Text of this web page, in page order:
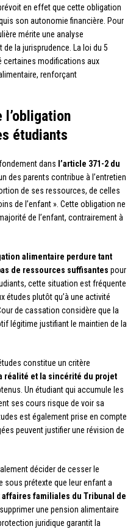
en effet que cette obligation
son autonomie financière. Pour
mérite une analyse
la jurisprudence. La loi du 5
certaines modifications aux
renforçant
l’obligation
étudiants
dans l’article 371-2 du
des parents contribue à l’entretien
de ses ressources, de celles
de l’enfant ». Cette obligation ne
de l’enfant, contrairement à
alimentaire perdure tant
de ressources suffisantes pour
cette situation est fréquente
études plutôt qu’à une activité
de cassation considère que la
légitime justifiant le maintien de la
constitue un critère
réalité et la sincérité du projet
Un étudiant qui accumule les
ses cours risque de voir sa
est également prise en compte
peuvent justifier une révision de
décider de cesser le
sous prétexte que leur enfant a
affaires familiales du Tribunal de
une pension alimentaire
juridique garantit la